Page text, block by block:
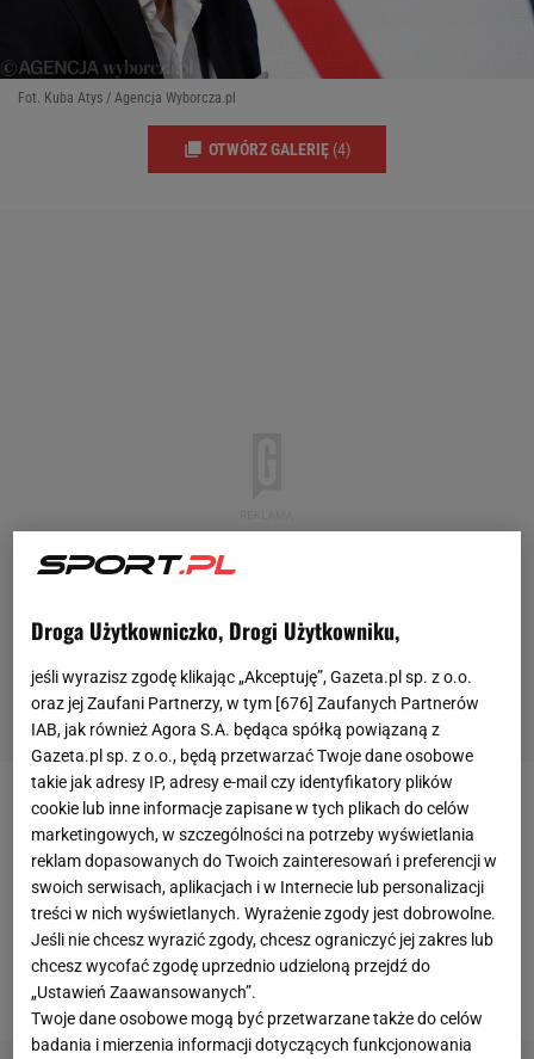
Fot. Kuba Atys / Agencja Wyborcza.pl
OTWÓRZ GALERIĘ (4)
Jean-Pierre Nsamezerwał ścięgno Achillesa
podczas meczu siódmej kolejki PKO BP Ekstraklasy
przeciwko Cracovii. Do zdarzenia doszło 31 sierpnia,
a już kilka dni później Kameruńczyk przeszedł
operację i rozpoczął rehabilitację, która miała na
celu jak najszybciej pozwolić mu wrócić do gry.
Droga Użytkowniczko, Drogi Użytkowniku,
jeśli wyrazisz zgodę klikając „Akceptuję”, Gazeta.pl sp. z o.o.
oraz jej Zaufani Partnerzy, w tym [676] Zaufanych Partnerów
IAB, jak również Agora S.A. będąca spółką powiązaną z
Gazeta.pl sp. z o.o., będą przetwarzać Twoje dane osobowe
takie jak adresy IP, adresy e-mail czy identyfikatory plików
cookie lub inne informacje zapisane w tych plikach do celów
marketingowych, w szczególności na potrzeby wyświetlania
reklam dopasowanych do Twoich zainteresowań i preferencji w
swoich serwisach, aplikacjach i w Internecie lub personalizacji
treści w nich wyświetlanych. Wyrażenie zgody jest dobrowolne.
Jeśli nie chcesz wyrazić zgody, chcesz ograniczyć jej zakres lub
chcesz wycofać zgodę uprzednio udzieloną przejdź do
„Ustawień Zaawansowanych”.
Twoje dane osobowe mogą być przetwarzane także do celów
badania i mierzenia informacji dotyczących funkcjonowania